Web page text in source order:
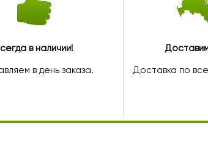
в наличии!
в день заказа. Доставка по